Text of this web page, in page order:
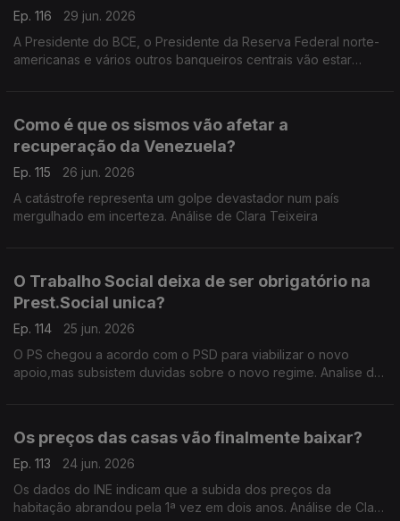
Ep. 116
29 jun. 2026
A Presidente do BCE, o Presidente da Reserva Federal norte-
americanas e vários outros banqueiros centrais vão estar
Como é que os sismos vão afetar a
recuperação da Venezuela?
Ep. 115
26 jun. 2026
A catástrofe representa um golpe devastador num país
mergulhado em incerteza. Análise de Clara Teixeira
O Trabalho Social deixa de ser obrigatório na
Prest.Social unica?
Ep. 114
25 jun. 2026
O PS chegou a acordo com o PSD para viabilizar o novo
apoio,mas subsistem duvidas sobre o novo regime. Analise de
Os preços das casas vão finalmente baixar?
Ep. 113
24 jun. 2026
Os dados do INE indicam que a subida dos preços da
habitação abrandou pela 1ª vez em dois anos. Análise de Clara